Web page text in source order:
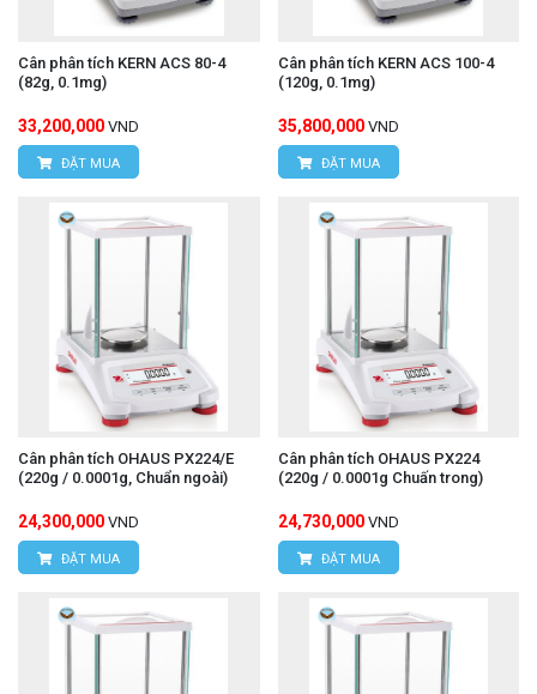
Cân phân tích KERN ACS 80-4
(82g, 0.1mg)
33,200,000 VND
ĐẶT MUA
Cân phân tích KERN ACS 100-4
(120g, 0.1mg)
35,800,000 VND
ĐẶT MUA
Cân phân tích OHAUS PX224/E
(220g / 0.0001g, Chuẩn ngoài)
24,300,000 VND
ĐẶT MUA
Cân phân tích OHAUS PX224
(220g / 0.0001g Chuấn trong)
24,730,000 VND
ĐẶT MUA